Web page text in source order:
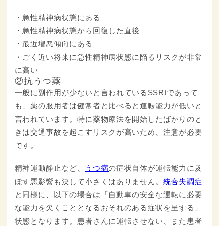
・急性精神病状態にある
・急性精神病状態から回復した直後
・最近増悪傾向にある
・ごく近い将来に急性精神病状態に陥るリスクが非常
に高い
②抗うつ薬
一般に副作用が少ないと言われているSSRIであって
も、薬の服用者は健常者と比べると運転能力が低いと
言われています。特に薬物療法を開始したばかりのと
きは交通事故を起こすリスクが高いため、注意が必要
です。
精神運動静止など、 うつ病の症状自体が運転能力に及
ぼす悪影響も決して小さくはありません。 統合失調症
と同様に、以下の場合は「自動車の安全な運転に必要
な能力を欠くこととなるおそれのある症状を呈する」
状態となります。患者さんに運転させない、また患者